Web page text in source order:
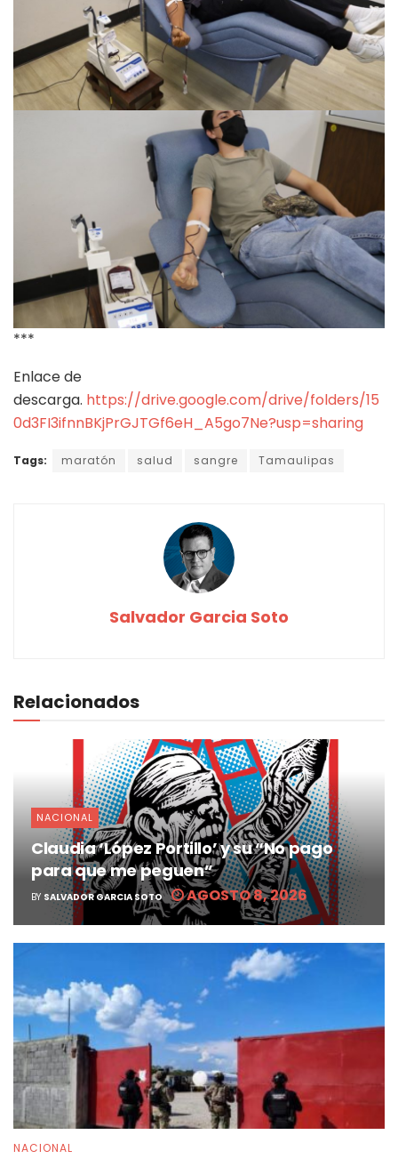
***
Enlace de
descarga. https://drive.google.com/drive/folders/15
0d3FI3ifnnBKjPrGJTGf6eH_A5go7Ne?usp=sharing
Tags: maratón salud sangre Tamaulipas
Salvador Garcia Soto
Relacionados
NACIONAL
Claudia ‘López Portillo’ y su “No pago
para que me peguen”
BY SALVADOR GARCIA SOTO AGOSTO 8, 2026
NACIONAL